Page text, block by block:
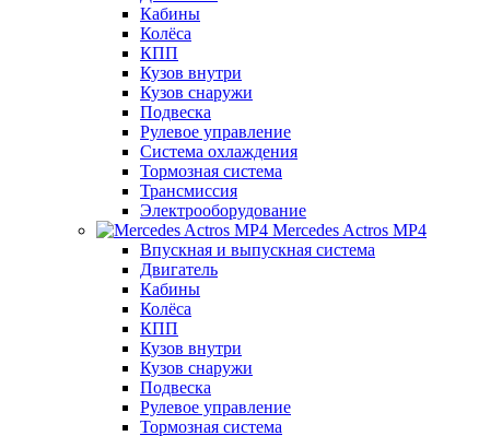
Кабины
Колёса
КПП
Кузов внутри
Кузов снаружи
Подвеска
Рулевое управление
Система охлаждения
Тормозная система
Трансмиссия
Электрооборудование
Mercedes Actros MP4
Впускная и выпускная система
Двигатель
Кабины
Колёса
КПП
Кузов внутри
Кузов снаружи
Подвеска
Рулевое управление
Тормозная система